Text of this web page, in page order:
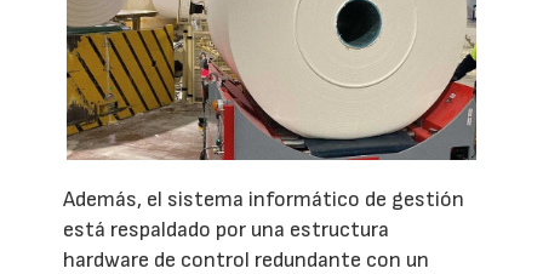
Además, el sistema informático de gestión
está respaldado por una estructura
hardware de control redundante con un